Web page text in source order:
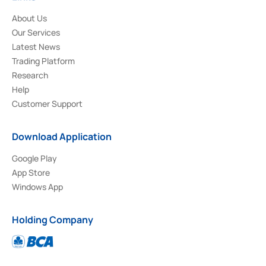
About Us
Our Services
Latest News
Trading Platform
Research
Help
Customer Support
Download Application
Google Play
App Store
Windows App
Holding Company